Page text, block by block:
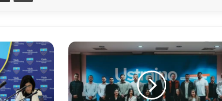
Matea
Šklebar
je
predsjednica
Županijskog